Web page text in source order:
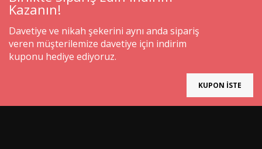
Kazanın!
Davetiye ve nikah şekerini aynı anda sipariş
veren müşterilemize davetiye için indirim
kuponu hediye ediyoruz.
KUPON İSTE